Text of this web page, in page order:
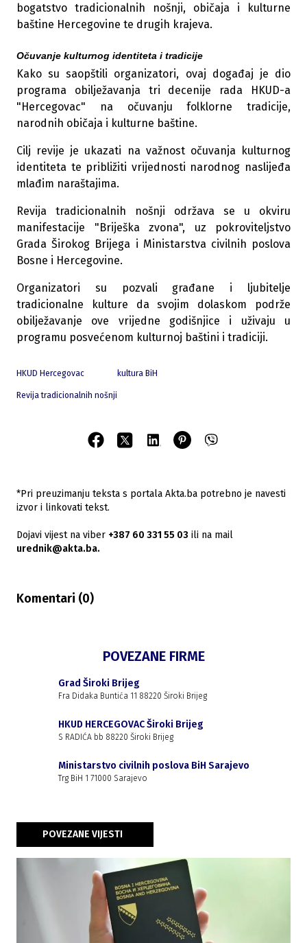
bogatstvo tradicionalnih nošnji, običaja i kulturne
baštine Hercegovine te drugih krajeva.
Očuvanje kulturnog identiteta i tradicije
Kako su saopštili organizatori, ovaj događaj je dio
programa obilježavanja tri decenije rada HKUD-a
"Hercegovac" na očuvanju folklorne tradicije,
narodnih običaja i kulturne baštine.
Cilj revije je ukazati na važnost očuvanja kulturnog
identiteta te približiti vrijednosti narodnog naslijeđa
mlađim naraštajima.
Revija tradicionalnih nošnji održava se u okviru
manifestacije "Briješka zvona", uz pokroviteljstvo
Grada Širokog Brijega i Ministarstva civilnih poslova
Bosne i Hercegovine.
Organizatori su pozvali građane i ljubitelje
tradicionalne kulture da svojim dolaskom podrže
obilježavanje ove vrijedne godišnjice i uživaju u
programu posvećenom kulturnoj baštini i tradiciji.
HKUD Hercegovac kultura BiH
Revija tradicionalnih nošnji
*Pri preuzimanju teksta s portala Akta.ba potrebno je navesti
izvor i linkovati tekst.
Dojavi vijest na viber +387 60 331 55 03 ili na mail
urednik@akta.ba.
Komentari (0)
POVEZANE FIRME
Grad Široki Brijeg
Fra Didaka Buntića 11 88220 Široki Brijeg
HKUD HERCEGOVAC Široki Brijeg
S RADIĆA bb 88220 Široki Brijeg
Ministarstvo civilnih poslova BiH Sarajevo
Trg BiH 1 71000 Sarajevo
POVEZANE VIJESTI